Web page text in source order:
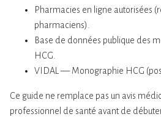
Pharmacies en ligne autorisées
pharmaciens).
Base de données publique des
HCG.
VIDAL — Monographie HCG
Ce guide ne remplace pas un avis
professionnel de santé avant de